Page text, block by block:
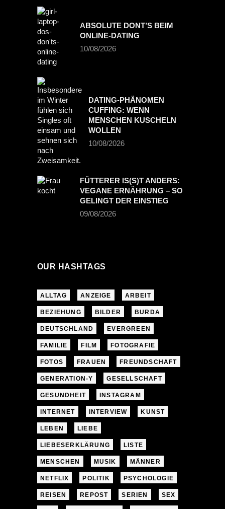
ABSOLUTE DONT’S BEIM
ONLINE-DATING
10/08/2026
DATING-PHÄNOMEN
CUFFING: WENN
MENSCHEN KUSCHELN
WOLLEN
10/08/2026
FÜTTERER IS(S)T ANDERS:
VEGANE ERNÄHRUNG – SO
GELINGT DER EINSTIEG
09/08/2026
OUR HASHTAGS
ALLTAG ANZEIGE ARBEIT
BEZIEHUNG BILDER BURDA
DEUTSCHLAND EVERGREEN
FAMILIE FILM FOTOGRAFIE
FOTOS FRAUEN FREUNDSCHAFT
GENERATION-Y GESELLSCHAFT
GESUNDHEIT INSTAGRAM
INTERNET INTERVIEW KUNST
LEBEN LIEBE
LIEBESERKLÄRUNG LISTE
MENSCHEN MUSIK MÄNNER
NETFLIX POLITIK PSYCHOLOGIE
REISEN REPOST SERIEN SEX